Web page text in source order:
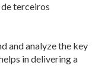
terceiros
and analyze the key
in delivering a